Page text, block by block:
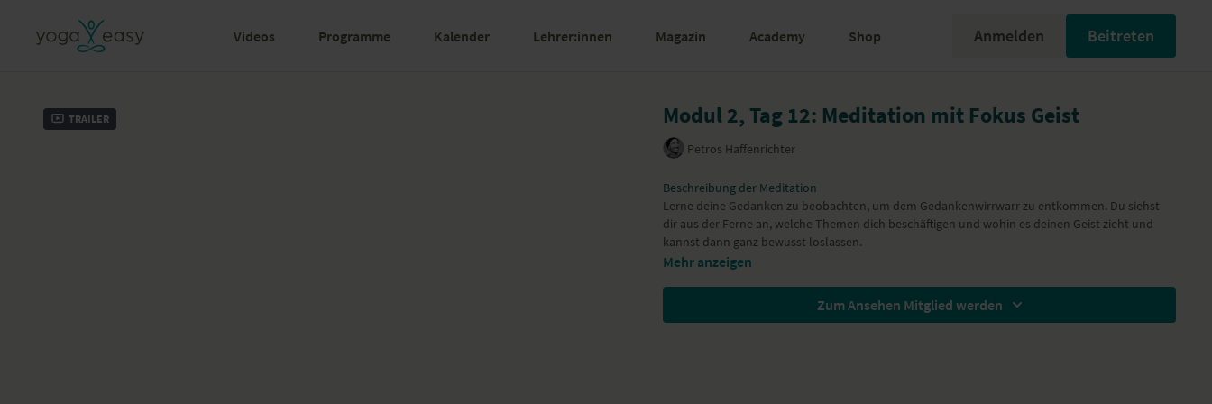
Videos Programme Kalender Lehrer:innen Magazin Academy Shop Anmelden Beitreten
Trailer Modul 2, Tag 12: Meditation mit Fokus Geist
Petros Haffenrichter
Beschreibung der Meditation
Lerne deine Gedanken zu beobachten, um dem Gedankenwirrwarr zu entkommen. Du siehst
dir aus der Ferne an, welche Themen dich beschäftigen und wohin es deinen Geist zieht und
kannst dann ganz bewusst loslassen.
Mehr anzeigen
Zum Ansehen Mitglied werden